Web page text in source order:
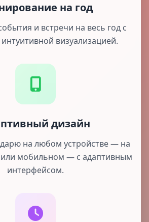
на год
и встречи на весь год с
визуализацией.
дизайн
на любом устройстве — на
или мобильном — с адаптивным
интерфейсом.